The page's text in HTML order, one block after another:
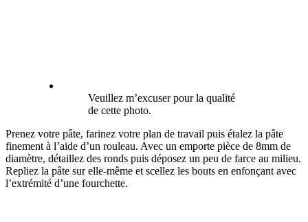
Veuillez m’excuser pour la qualité
de cette photo.
Prenez votre pâte, farinez votre plan de travail puis étalez la pâte
finement à l’aide d’un rouleau. Avec un emporte pièce de 8mm de
diamètre, détaillez des ronds puis déposez un peu de farce au milieu.
Repliez la pâte sur elle-même et scellez les bouts en enfonçant avec
l’extrémité d’une fourchette.